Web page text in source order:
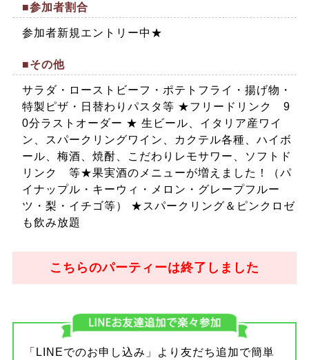
■参加者割合
参加者新規エントリー中★
■その他
サラダ・ローストビーフ・ポテトフライ・揚げ物・
特製ピザ・日替わりパスタ等 ★フリードリンク 9
0分ラストオーダー ★ 生ビール、イタリア産ワイ
ン、スパークリングワイン、カクテル各種、ハイボ
ール、梅酒、焼酎、こだわりレモサワー、ソフトド
リンク 等★果実酒のメニューが増えました！（パ
イナップル・キーウィ・メロン・グレープフルー
ツ・梨・イチゴ等） ★スパークリング＆ピンクロゼ
も飲み放題
こちらのパーティーは終了しました
「LINEでのお申し込み」より友だち追加で簡単